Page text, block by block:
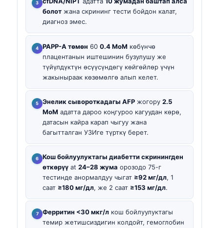
болот жана скрининг тести бойдон калат,
диагноз эмес.
PAPP-A төмөн 60 0.4 MoM көбүнчө
плацентанын иштешинин бузулушу же
түйүлдүктүн өсүүсүндөгү көйгөйлөр үчүн
жакыныраак көзөмөлгө алып келет.
Энелик сывороткадагы AFP жогору 2.5
MoM адатта дароо коңгуроо кагуудан көрө,
датасын кайра карап чыгуу жана
багытталган УЗИге түрткү берет.
Кош бойлуулуктагы диабетти скринингден
өткөрүү at 24–28 жума орозодо 75-г
тестинде анормалдуу чыгат ≥92 мг/дл, 1
саат ≥180 мг/дл, же 2 саат ≥153 мг/дл.
Ферритин <30 мкг/л кош бойлуулуктагы
темир жетишсиздигин колдойт, гемоглобин